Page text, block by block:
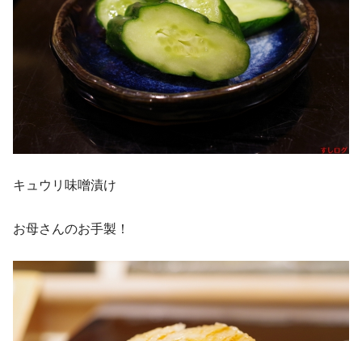
キュウリ味噌漬け
お母さんのお手製！